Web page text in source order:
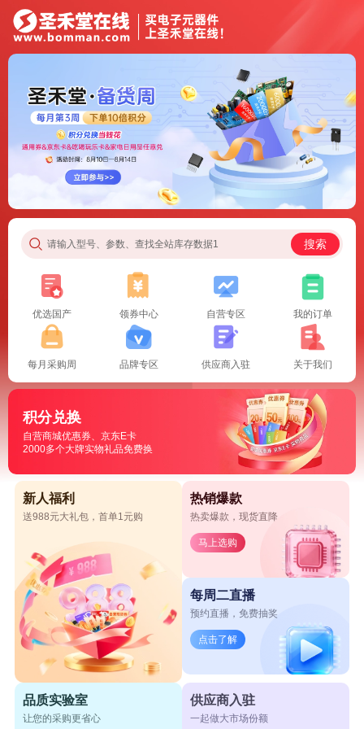
请输入型号、参数、查找全站库存数据1 搜索
优选国产 领券中心 自营专区 我的订单
每月采购周 品牌专区 供应商入驻 关于我们
积分兑换
自营商城优惠券、京东E卡
2000多个大牌实物礼品免费换
新人福利
送988元大礼包，首单1元购
热销爆款
热卖爆款，现货直降
马上选购
每周二直播
预约直播，免费抽奖
点击了解
品质实验室
让您的采购更省心
供应商入驻
一起做大市场份额